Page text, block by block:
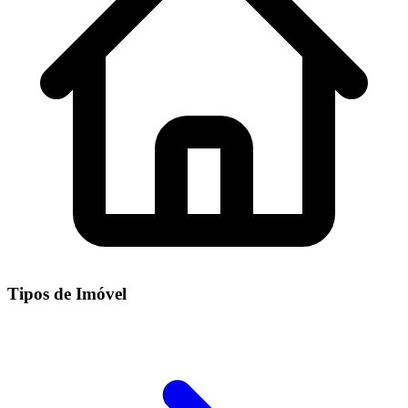
Tipos de Imóvel